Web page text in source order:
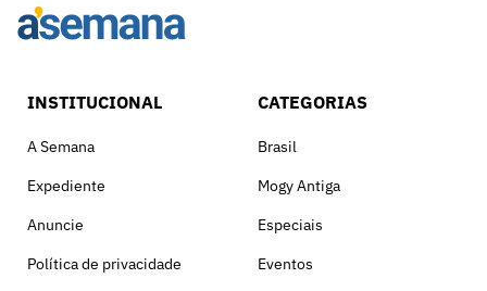
INSTITUCIONAL
A Semana
Expediente
Anuncie
Política de privacidade
CATEGORIAS
Brasil
Mogy Antiga
Especiais
Eventos